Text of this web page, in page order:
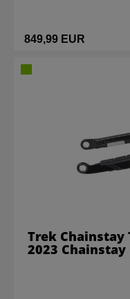
849,99 EUR
Trek Chainstay
2023 Chainstay